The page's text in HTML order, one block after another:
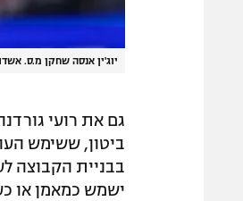
יוג'ין אנסה שחקן מ.ס.
גם את רועי
ביטון, ששימש
בבניית הקבוצה
ישמש כמאמן או